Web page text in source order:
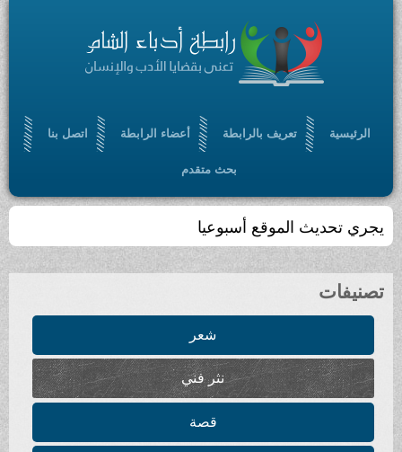
الرئيسية تعريف بالرابطة أعضاء الرابطة اتصل بنا
بحث متقدم
يجري تحديث الموقع أسبوعيا
تصنيفات
شعر
نثر فني
قصة